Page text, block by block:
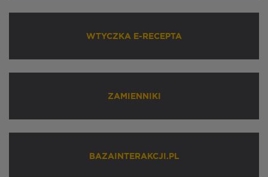
WTYCZKA E-RECEPTA
ZAMIENNIKI
BAZAINTERAKCJI.PL